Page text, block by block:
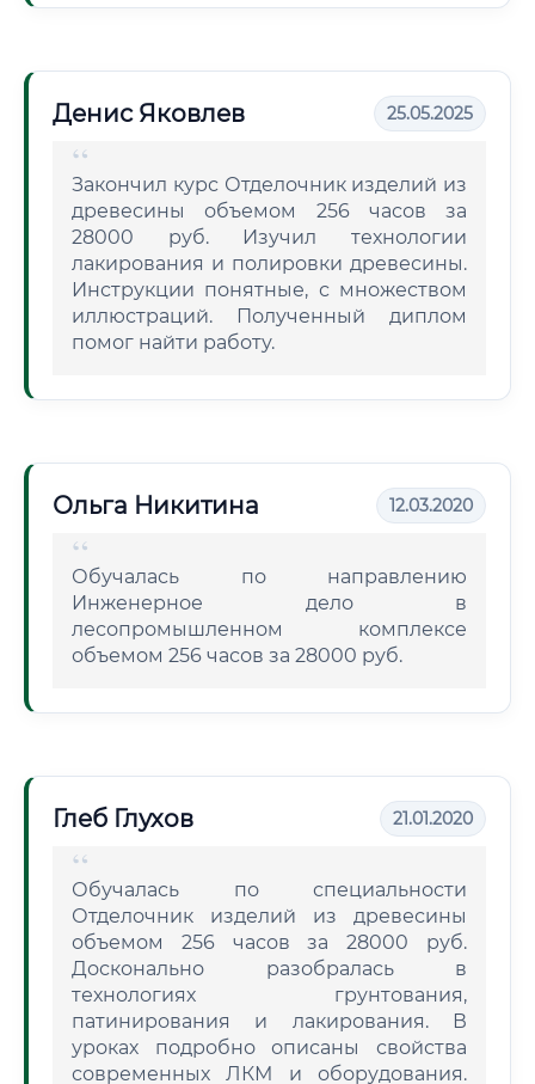
Денис Яковлев 25.05.2025
Закончил курс Отделочник изделий из
древесины объемом 256 часов за
28000 руб. Изучил технологии
лакирования и полировки древесины.
Инструкции понятные, с множеством
иллюстраций. Полученный диплом
помог найти работу.
Ольга Никитина 12.03.2020
Обучалась по направлению
Инженерное дело в
лесопромышленном комплексе
объемом 256 часов за 28000 руб.
Глеб Глухов 21.01.2020
Обучалась по специальности
Отделочник изделий из древесины
объемом 256 часов за 28000 руб.
Досконально разобралась в
технологиях грунтования,
патинирования и лакирования. В
уроках подробно описаны свойства
современных ЛКМ и оборудования.